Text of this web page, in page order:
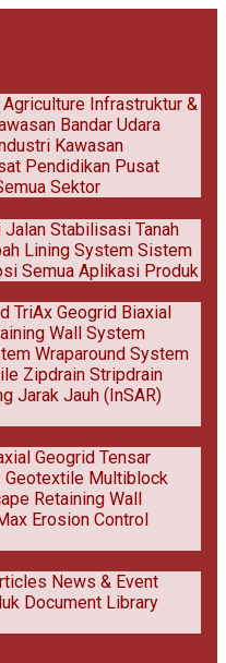
Agriculture Infrastruktur &
Bandar Udara
Kawasan
Pendidikan Pusat
Sektor
Stabilisasi Tanah
Lining System Sistem
Semua Aplikasi Produk
TriAx Geogrid Biaxial
Wall System
Wraparound System
Zipdrain Stripdrain
Jarak Jauh (InSAR)
Geogrid Tensar
Geotextile Multiblock
Retaining Wall
Erosion Control
News & Event
Document Library